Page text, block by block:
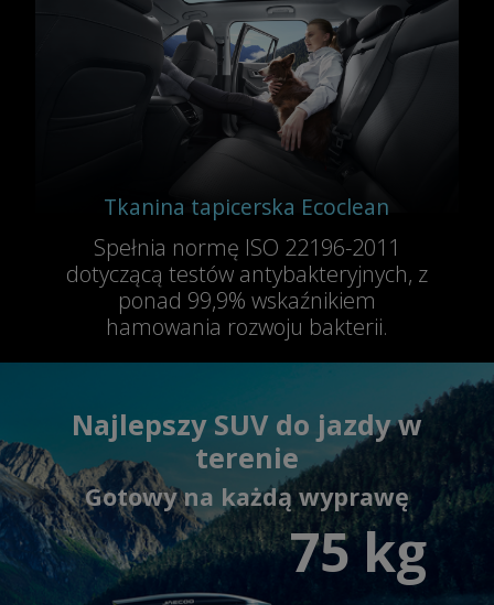
Tkanina tapicerska Ecoclean
Spełnia normę ISO 22196-2011
dotyczącą testów antybakteryjnych, z
ponad 99,9% wskaźnikiem
hamowania rozwoju bakterii.
Najlepszy SUV do jazdy w
terenie
Gotowy na każdą wyprawę
75 kg